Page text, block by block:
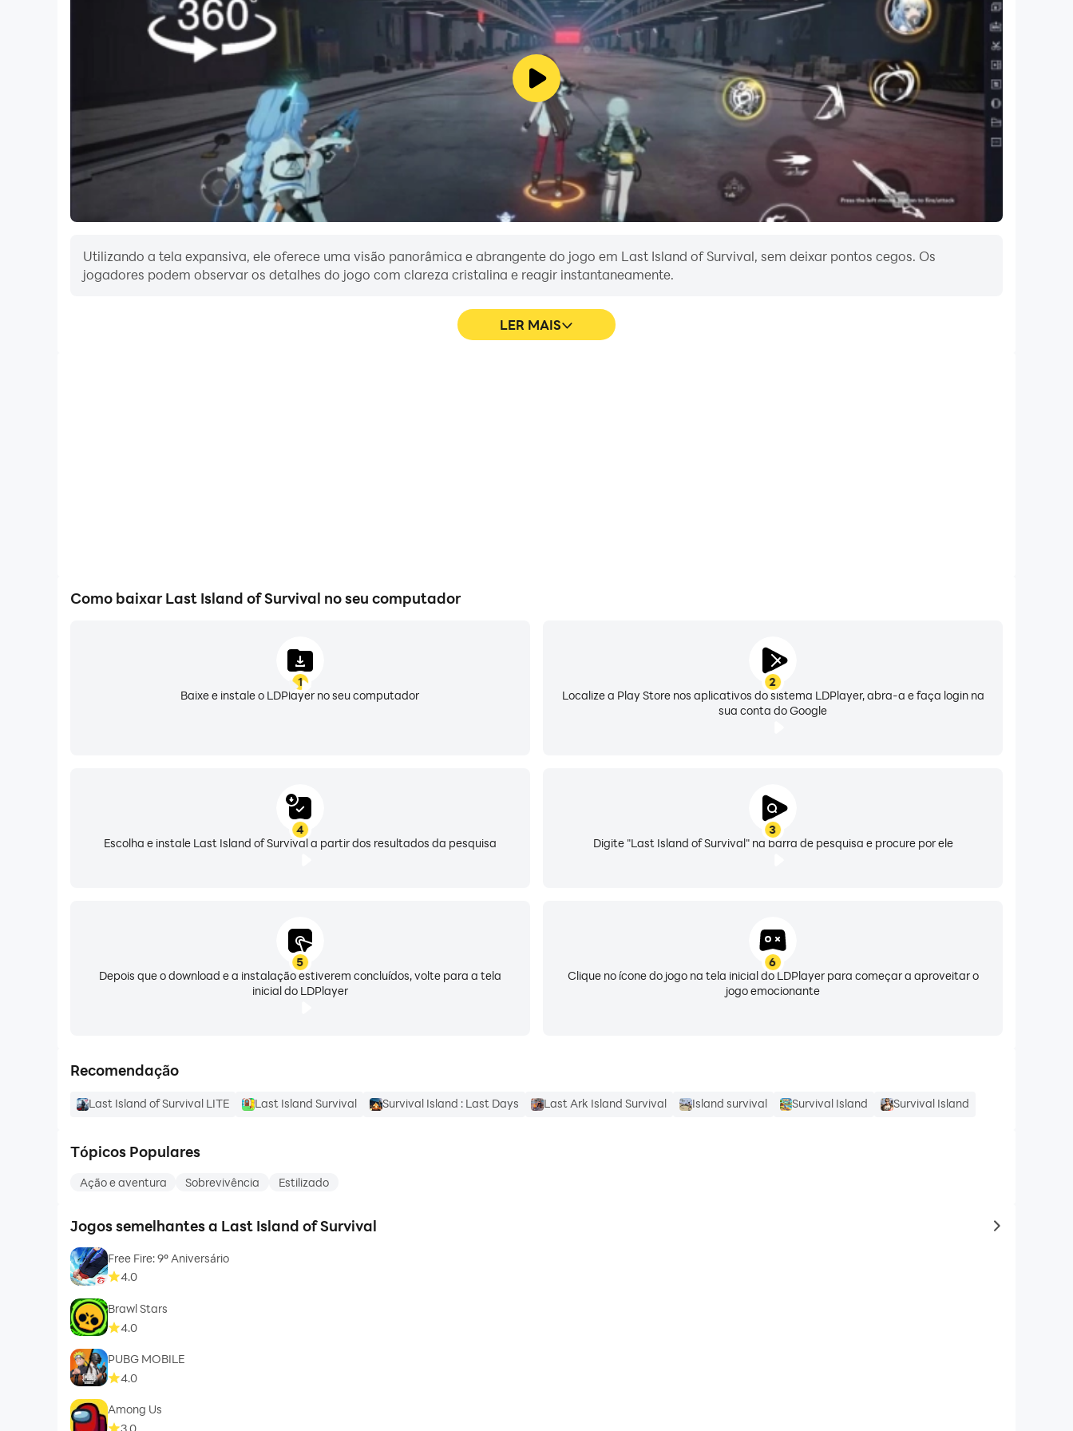
Último sobrevivente
Sendo um jogo apenas multiplayer, os jogadores batalham um contra o outro no mundo do Last Island. O combate PVP (Jogador contra Jogador) é
completa com armas primitivas e armas de fogo. Esteja pronto para lutar! Crie várias armas poderosas ou encontre aquelas cobertas de ferrugem.
Junte-se a uma clã ou seja um lobo solitário. Lute por sua vida ou morra. Invada os fortes inimigos e roube itens valiosos deles. Construa uma fortaleza
invencível e defenda-a com seu clã. As oportunidades são vastas. É um mundo aberto com o único objetivo: sobreviver.
Suporte ao Jogador
lastdayrulessurvival@gmail.com
Nos siga em https://www.facebook.com/LastDayRules/
Utilizando a tela expansiva, ele oferece uma visão panorâmica e abrangente do jogo em Last Island of Survival, sem deixar pontos cegos. Os
jogadores podem observar os detalhes do jogo com clareza cristalina e reagir instantaneamente.
LER MAIS
Como baixar Last Island of Survival no seu computador
1
Baixe e instale o LDPlayer no seu computador
2
Localize a Play Store nos aplicativos do sistema LDPlayer, abra-a e faça login na
sua conta do Google
3
Digite "Last Island of Survival" na barra de pesquisa e procure por ele
4
Escolha e instale Last Island of Survival a partir dos resultados da pesquisa
5
Depois que o download e a instalação estiverem concluídos, volte para a tela
inicial do LDPlayer
6
Clique no ícone do jogo na tela inicial do LDPlayer para começar a aproveitar o
jogo emocionante
Recomendação
Last Island of Survival LITE Last Island Survival Survival Island : Last Days Last Ark Island Survival Island survival Survival Island Survival Island
Tópicos Populares
Ação e aventura Sobrevivência Estilizado
Jogos semelhantes a Last Island of Survival to same
Free Fire: 9º Aniversário
4.0
Brawl Stars
4.0
PUBG MOBILE
4.0
Among Us